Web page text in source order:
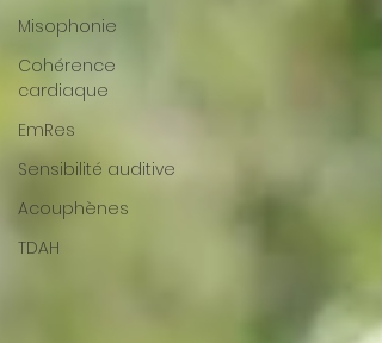
Misophonie
Cohérence
cardiaque
EmRes
Sensibilité auditive
Acouphènes
TDAH